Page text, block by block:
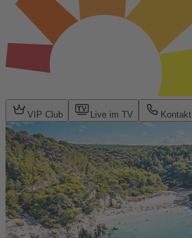
VIP Club Live im TV Kontakt